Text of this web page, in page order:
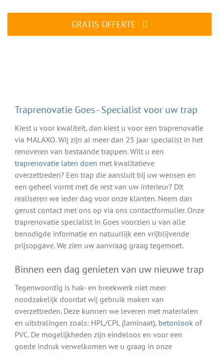
GRATIS OFFERTE
Traprenovatie Goes - Specialist voor uw trap
Kiest u voor kwaliteit, dan kiest u voor een traprenovatie
via MALAXO. Wij zijn al meer dan 25 jaar specialist in het
renoveren van bestaande trappen. Wilt u een
traprenovatie laten doen met kwalitatieve
overzettreden? Een trap die aansluit bij uw wensen en
een geheel vormt met de rest van uw interieur? Dit
realiseren we ieder dag voor onze klanten. Neem dan
gerust contact met ons op via ons contactformulier. Onze
traprenovatie specialist in Goes voorzien u van alle
benodigde informatie en natuurlijk een vrijblijvende
prijsopgave. We zien uw aanvraag graag tegemoet.
Binnen een dag genieten van uw nieuwe trap
Tegenwoordig is hak- en breekwerk niet meer
noodzakelijk doordat wij gebruik maken van
overzettreden. Deze kunnen we leveren met materialen
en uitstralingen zoals: HPL/CPL (laminaat), betonlook of
PVC. De mogelijkheden zijn eindeloos en voor een
goede indruk verwelkomen we u graag in onze